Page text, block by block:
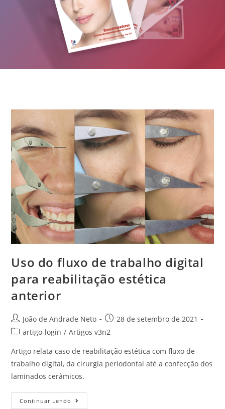
Uso do fluxo de trabalho digital
para reabilitação estética
anterior
João de Andrade Neto
28 de setembro de 2021
artigo-login / Artigos v3n2
Artigo relata caso de reabilitação estética com fluxo de
trabalho digital, da cirurgia periodontal até a confecção dos
laminados cerâmicos.
Continuar Lendo